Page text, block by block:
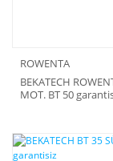
ROWENTA
BEKATECH
MOT. BT 50